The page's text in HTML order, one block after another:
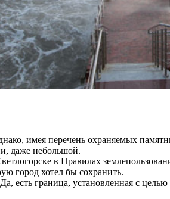
имея перечень охраняемых
даже небольшой.
в Правилах
город хотел бы сохранить.
Да, есть граница, установленная с